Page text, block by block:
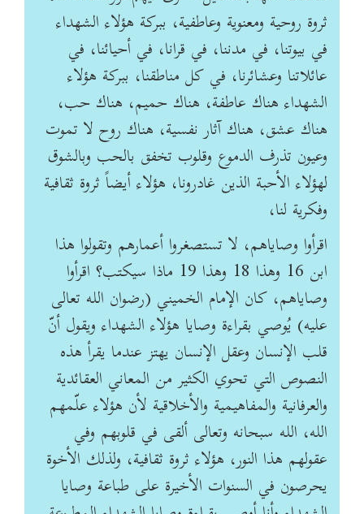
ثروة ‏روحية ومعنوية وعاطفية، ببركة هؤلاء الشهداء
في بيوتنا، في مدننا، في قرانا، في أحيائنا، في
عائلاتنا ‏وعشائرنا، في كل مناطقنا، ببركة هؤلاء
الشهداء هناك عاطفة، هناك حميم، هناك حب،
هناك عشق، هناك ‏آثار نفسية، هناك روح لا تموت
وعيون تذرف الدموع وقلوب تخفق بالحب وبالشوق
لهؤلاء الأحبة الذين ‏غادرونا، هؤلاء أيضاً ثروة ثقافية
وفكرية لنا،
اقرأوا وصاياهم، لا تستصغروا أعمارهم وتقولوا هذا
ابن ‏‏16 وهذا 18 وهذا 19 ماذا سيكتب؟ اقرأوا
وصاياهم، كان الإمام الخميني (رضوان الله تعالى
عليه) يُوصي ‏بقراءة وصايا هؤلاء الشهداء ويقول أنّ
قلب الإنسان وعقل الإنسان يهتز عندما يقرأ هذه
النصوص التي ‏تحوي الكثير من المعاني العقائدية
والعرفانية والمفاهيمية والأخلاقية لأن هؤلاء علّمهم
الله، الله سبحانه ‏وتعالى ألقى في قلوبهم وفي
عقولهم هذا النور، هؤلاء ثروة ثقافية، ولذلك الأخوة
يحرصون في السنوات ‏الأخيرة على طباعة وصايا